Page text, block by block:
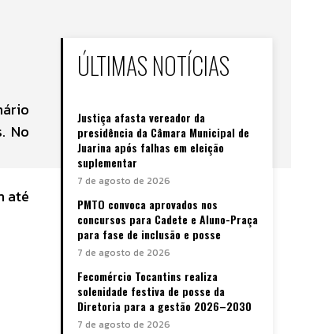
No
até
ÚLTIMAS NOTÍCIAS
Justiça afasta vereador da
presidência da Câmara Municipal de
Juarina após falhas em eleição
suplementar
7 de agosto de 2026
PMTO convoca aprovados nos
concursos para Cadete e Aluno-Praça
para fase de inclusão e posse
7 de agosto de 2026
Fecomércio Tocantins realiza
solenidade festiva de posse da
Diretoria para a gestão 2026–2030
7 de agosto de 2026